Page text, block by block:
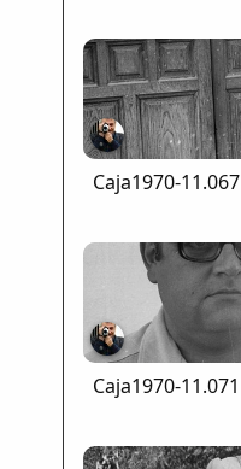
Caja1970-11.067
Caja1970-11.071